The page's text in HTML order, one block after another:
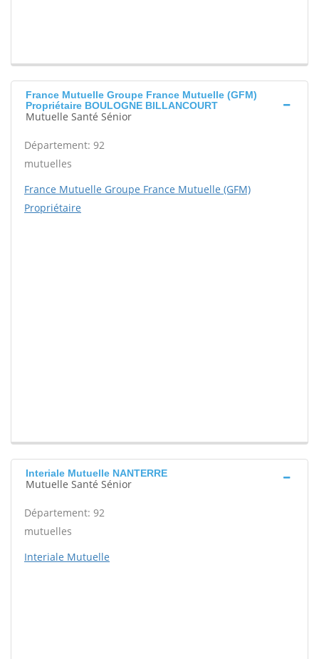
France Mutuelle Groupe France Mutuelle (GFM)
Propriétaire BOULOGNE BILLANCOURT
Mutuelle Santé Sénior
Département: 92
mutuelles
France Mutuelle Groupe France Mutuelle (GFM)
Propriétaire
Interiale Mutuelle NANTERRE
Mutuelle Santé Sénior
Département: 92
mutuelles
Interiale Mutuelle